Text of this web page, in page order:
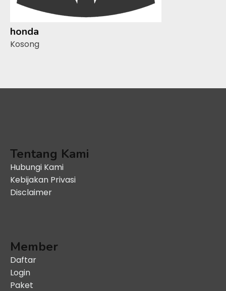
honda
Kosong
Tentang Kami
Hubungi Kami
Kebijakan Privasi
Disclaimer
Member
Daftar
Login
Paket